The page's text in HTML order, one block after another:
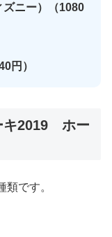
ズニー）（1080
円）
キ2019 ホー
です。